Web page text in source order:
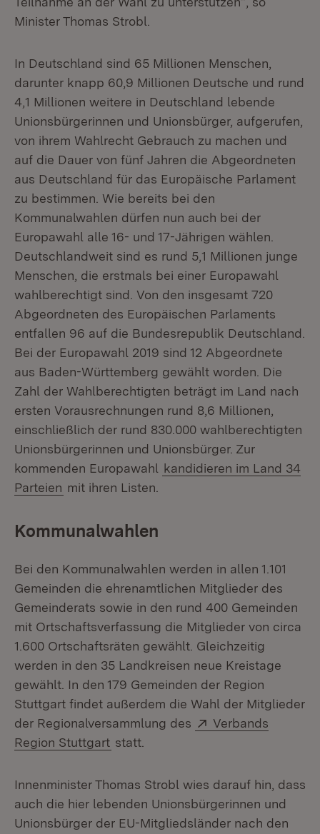
Minister Thomas Strobl.
In Deutschland sind 65 Millionen Menschen,
darunter knapp 60,9 Millionen Deutsche und rund
4,1 Millionen weitere in Deutschland lebende
Unionsbürgerinnen und Unionsbürger, aufgerufen,
von ihrem Wahlrecht Gebrauch zu machen und
auf die Dauer von fünf Jahren die Abgeordneten
aus Deutschland für das Europäische Parlament
zu bestimmen. Wie bereits bei den
Kommunalwahlen dürfen nun auch bei der
Europawahl alle 16- und 17-Jährigen wählen.
Deutschlandweit sind es rund 5,1 Millionen junge
Menschen, die erstmals bei einer Europawahl
wahlberechtigt sind. Von den insgesamt 720
Abgeordneten des Europäischen Parlaments
entfallen 96 auf die Bundesrepublik Deutschland.
Bei der Europawahl 2019 sind 12 Abgeordnete
aus Baden-Württemberg gewählt worden. Die
Zahl der Wahlberechtigten beträgt im Land nach
ersten Vorausrechnungen rund 8,6 Millionen,
einschließlich der rund 830.000 wahlberechtigten
Unionsbürgerinnen und Unionsbürger. Zur
kommenden Europawahl kandidieren im Land 34
Parteien mit ihren Listen.
Kommunalwahlen
Bei den Kommunalwahlen werden in allen 1.101
Gemeinden die ehrenamtlichen Mitglieder des
Gemeinderats sowie in den rund 400 Gemeinden
mit Ortschaftsverfassung die Mitglieder von circa
1.600 Ortschaftsräten gewählt. Gleichzeitig
werden in den 35 Landkreisen neue Kreistage
gewählt. In den 179 Gemeinden der Region
Stuttgart findet außerdem die Wahl der Mitglieder
der Regionalversammlung des
Extern:
Verbands
Region Stuttgart (Öffnet in neuem Fenster)
statt.
Innenminister Thomas Strobl wies darauf hin, dass
auch die hier lebenden Unionsbürgerinnen und
Unionsbürger der EU-Mitgliedsländer nach den